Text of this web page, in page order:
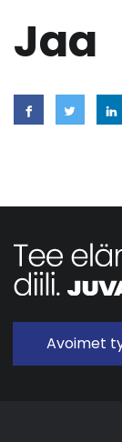
Jaa
Avoimet